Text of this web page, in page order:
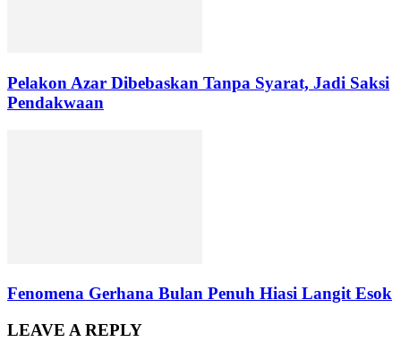
Pelakon Azar Dibebaskan Tanpa Syarat, Jadi Saksi
Pendakwaan
Fenomena Gerhana Bulan Penuh Hiasi Langit Esok
LEAVE A REPLY